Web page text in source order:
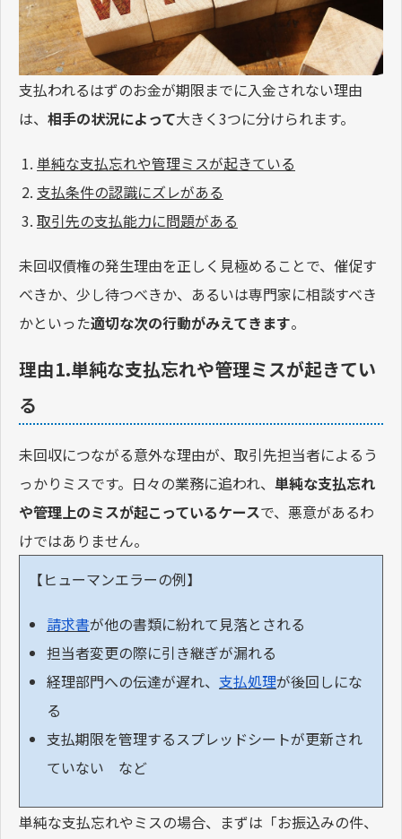
支払われるはずのお金が期限までに入金されない理由
は、 相手の状況によって大きく3つに分けられます。
単純な支払忘れや管理ミスが起きている
支払条件の認識にズレがある
取引先の支払能力に問題がある
未回収債権の発生理由を正しく見極めることで、催促す
べきか、少し待つべきか、あるいは専門家に相談すべき
かといった適切な次の行動がみえてきます。
理由1.単純な支払忘れや管理ミスが起きてい
る
未回収につながる意外な理由が、取引先担当者によるう
っかりミスです。日々の業務に追われ、 単純な支払忘れ
や管理上のミスが起こっているケースで、悪意があるわ
けではありません。
【ヒューマンエラーの例】
請求書が他の書類に紛れて見落とされる
担当者変更の際に引き継ぎが漏れる
経理部門への伝達が遅れ、 支払処理が後回しにな
る
支払期限を管理するスプレッドシートが更新され
ていない など
単純な支払忘れやミスの場合、まずは「お振込みの件、